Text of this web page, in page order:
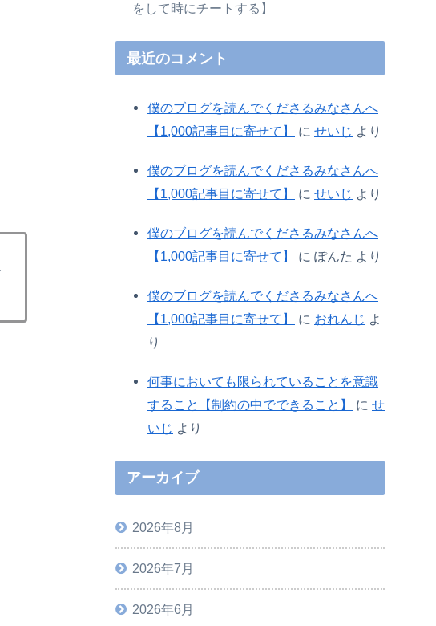
をして時にチートする】
最近のコメント
僕のブログを読んでくださるみなさんへ
【1,000記事目に寄せて】
に せいじ より
僕のブログを読んでくださるみなさんへ
【1,000記事目に寄せて】
に せいじ より
僕のブログを読んでくださるみなさんへ
【1,000記事目に寄せて】
に ぽんた より
僕のブログを読んでくださるみなさんへ
【1,000記事目に寄せて】
に おれんじ よ
り
何事においても限られていることを意識
すること【制約の中でできること】
に せ
いじ より
アーカイブ
2026年8月
2026年7月
2026年6月